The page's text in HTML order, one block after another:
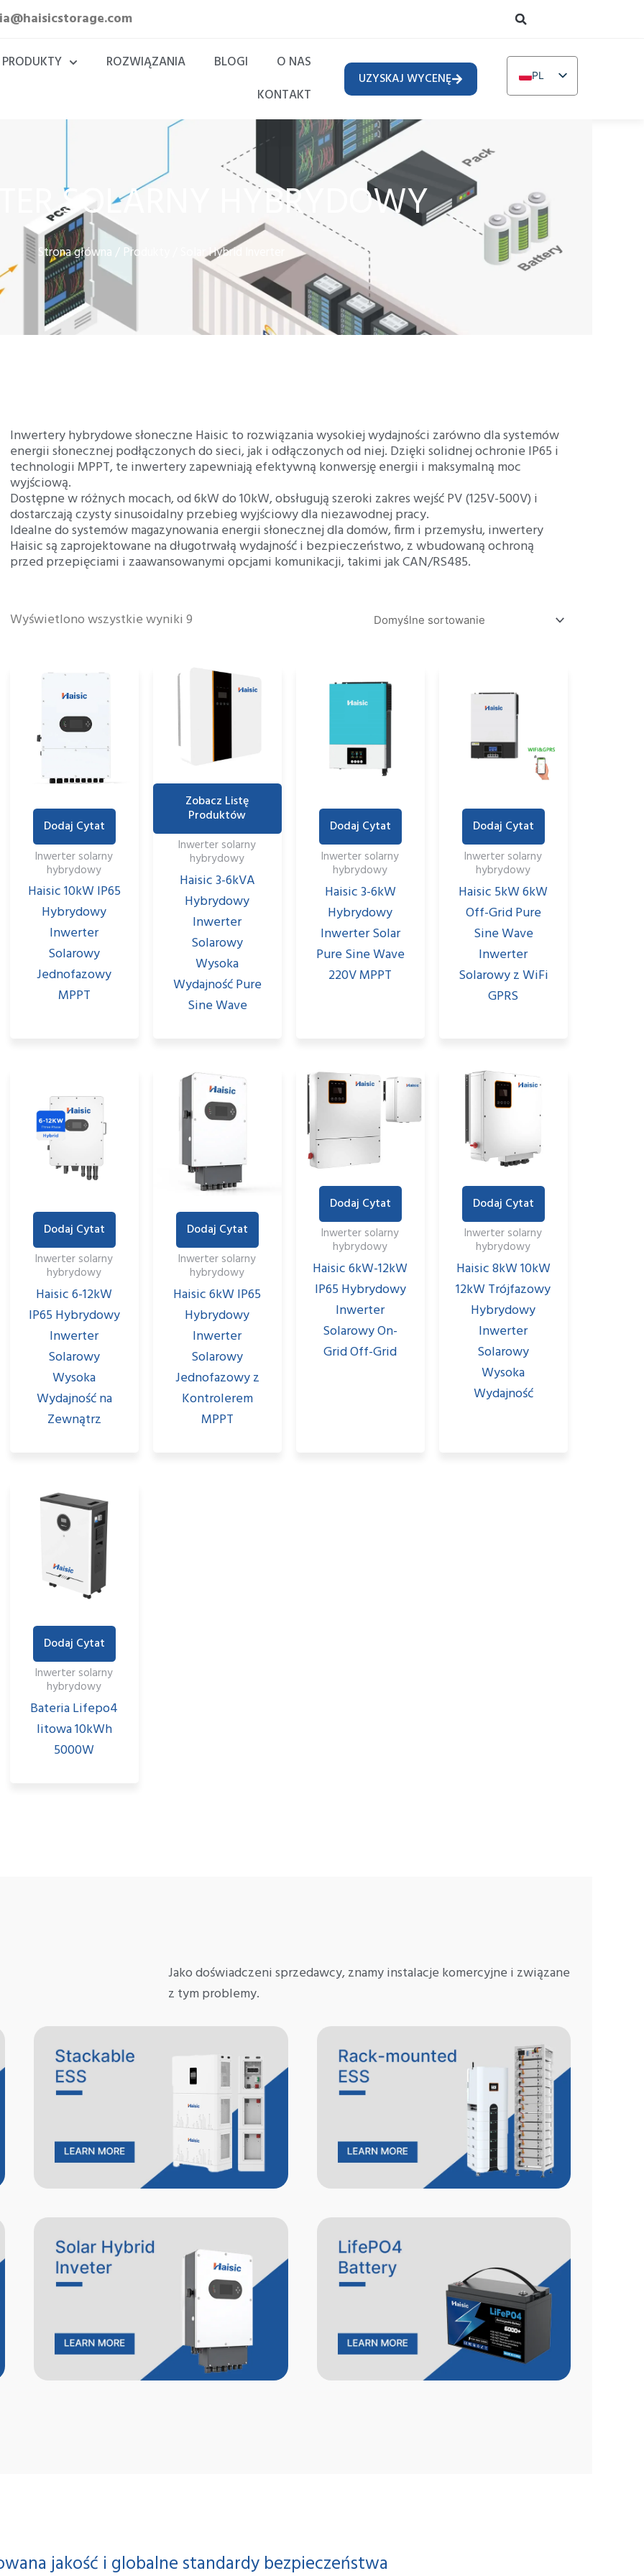
PRODUKTY ROZWIĄZANIA BLOGI
O NAS
KONTAKT
UZYSKAJ WYCENĘ
PL
EN
FR
RU
AR
NL
SOLARNY HYBRYDOWY
Strona główna/ Produkty / Solar Hybrid Inverter
Inwertery hybrydowe słoneczne Haisic to rozwiązania wysokiej wydajności zarówno dla systemów
energii słonecznej podłączonych do sieci, jak i odłączonych od niej. Dzięki solidnej ochronie IP65 i
technologii MPPT, te inwertery zapewniają efektywną konwersję energii i maksymalną moc
wyjściową.
Dostępne w różnych mocach, od 6kW do 10kW, obsługują szeroki zakres wejść PV (125V-500V) i
dostarczają czysty sinusoidalny przebieg wyjściowy dla niezawodnej pracy.
Idealne do systemów magazynowania energii słonecznej dla domów, firm i przemysłu, inwertery
Haisic są zaprojektowane na długotrwałą wydajność i bezpieczeństwo, z wbudowaną ochroną
przed przepięciami i zaawansowanymi opcjami komunikacji, takimi jak CAN/RS485.
Wyświetlono wszystkie wyniki 9
Dodaj Cytat
Inwerter solarny
hybrydowy
Haisic 10kW IP65
Hybrydowy
Inwerter
Solarowy
Jednofazowy
MPPT
Zobacz Listę
Produktów
Inwerter solarny
hybrydowy
Haisic 3-6kVA
Hybrydowy
Inwerter
Solarowy
Wysoka
Wydajność Pure
Sine Wave
Dodaj Cytat
Inwerter solarny
hybrydowy
Haisic 3-6kW
Hybrydowy
Inwerter Solar
Pure Sine Wave
220V MPPT
Dodaj Cytat
Inwerter solarny
hybrydowy
Haisic 5kW 6kW
Off-Grid Pure
Sine Wave
Inwerter
Solarowy z WiFi
GPRS
Dodaj Cytat
Inwerter solarny
hybrydowy
Haisic 6-12kW
IP65 Hybrydowy
Inwerter
Solarowy
Wysoka
Wydajność na
Zewnątrz
Dodaj Cytat
Inwerter solarny
hybrydowy
Haisic 6kW IP65
Hybrydowy
Inwerter
Solarowy
Jednofazowy z
Kontrolerem
MPPT
Dodaj Cytat
Inwerter solarny
hybrydowy
Haisic 6kW-12kW
IP65 Hybrydowy
Inwerter
Solarowy On-
Grid Off-Grid
Dodaj Cytat
Inwerter solarny
hybrydowy
Haisic 8kW 10kW
12kW Trójfazowy
Hybrydowy
Inwerter
Solarowy
Wysoka
Wydajność
Dodaj Cytat
Inwerter solarny
hybrydowy
Bateria Lifepo4
litowa 10kWh
5000W
Jako doświadczeni sprzedawcy, znamy instalacje komercyjne i związane
z tym problemy.
jakość i globalne standardy bezpieczeństwa